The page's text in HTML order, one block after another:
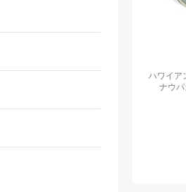
ハワイア
ナウ